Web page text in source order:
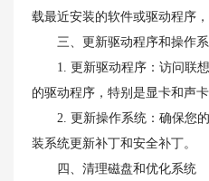
载最近安装的软件或驱动程序
三、更新驱动程序和操作
1. 更新驱动程序：访问联想
的驱动程序，特别是显卡和声卡
2. 更新操作系统：确保您的
装系统更新补丁和安全补丁。
四、清理磁盘和优化系统